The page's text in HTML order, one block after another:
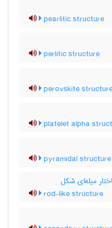
pearlitic structure
perlitic structure
perovskite
platelet alpha
pyramidal structure
میله‌ای شکل
rod-like structure